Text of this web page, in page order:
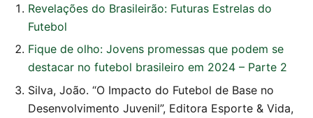
Revelações do Brasileirão: Futuras Estrelas do
Futebol
Fique de olho: Jovens promessas que podem se
destacar no futebol brasileiro em 2024 – Parte 2
Silva, João. “O Impacto do Futebol de Base no
Desenvolvimento Juvenil”, Editora Esporte & Vida,